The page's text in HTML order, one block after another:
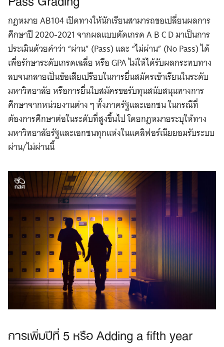
กฎหมาย AB104 เปิดทางให้นักเรียนสามารถขอเปลี่ยนผลการ
ศึกษาปี 2020-2021 จากผลแบบตัดเกรด A B C D มาเป็นการ
ประเมินด้วยคำว่า “ผ่าน” (Pass) และ “ไม่ผ่าน” (No Pass) ได้
เพื่อรักษาระดับเกรดเฉลี่ย หรือ GPA ไม่ให้ได้รับผลกระทบทาง
ลบจนกลายเป็นข้อเสียเปรียบในการยื่นสมัครเข้าเรียนในระดับ
มหาวิทยาลัย หรือการยื่นใบสมัครขอรับทุนสนับสนุนทางการ
ศึกษาจากหน่วยงานต่าง ๆ ทั้งภาครัฐและเอกชน ในกรณีที่
ต้องการศึกษาต่อในระดับที่สูงขึ้นไป โดยกฎหมายระบุให้ทาง
มหาวิทยาลัยรัฐและเอกชนทุกแห่งในแคลิฟอร์เนียยอมรับระบบ
ผ่าน/ไม่ผ่านนี้
การเพิ่มปีที่ 5 หรือ Adding a fifth year